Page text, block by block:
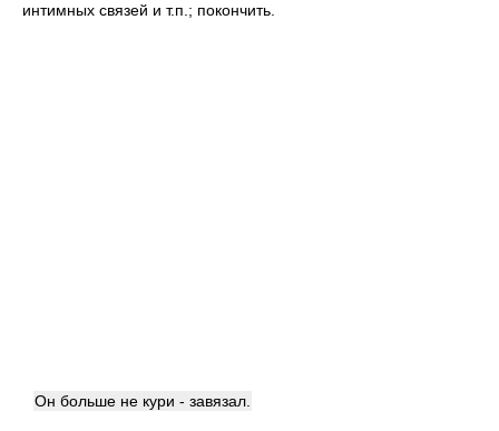
интимных связей и т.п.; покончить.
Он больше не кури - завязал.